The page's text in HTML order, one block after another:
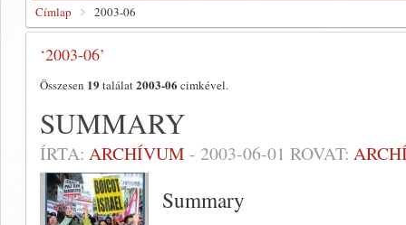
Címlap 2003-06
‘2003-06’
Összesen 19 találat2003-06 cimkével.
SUMMARY
ÍRTA: ARCHÍVUM - 2003-06-01 ROVAT:
Summary